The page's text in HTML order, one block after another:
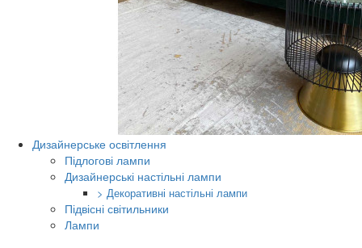
Дизайнерське освітлення
Підлогові лампи
Дизайнерські настільні лампи
> Декоративні настільні лампи
Підвісні світильники
Лампи